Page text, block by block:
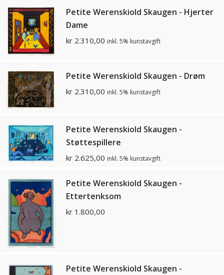
Petite Werenskiold Skaugen - Hjerter
Dame
kr 2.310,00 inkl. 5% kunstavgift
Petite Werenskiold Skaugen - Drøm
kr 2.310,00 inkl. 5% kunstavgift
Petite Werenskiold Skaugen -
Støttespillere
kr 2.625,00 inkl. 5% kunstavgift
Petite Werenskiold Skaugen -
Ettertenksom
kr 1.800,00
Petite Werenskiold Skaugen -